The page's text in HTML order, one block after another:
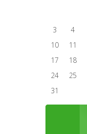
3
4
10
11
17
18
24
25
31